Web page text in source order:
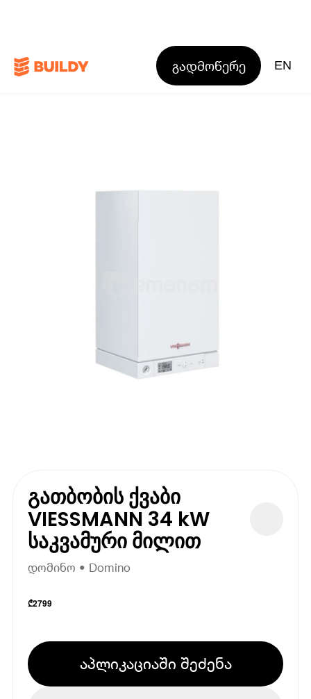
გადმოწერე EN
გათბობის ქვაბი
VIESSMANN 34 kW
საკვამური მილით
დომინო • Domino
₾2799
აპლიკაციაში შეძენა